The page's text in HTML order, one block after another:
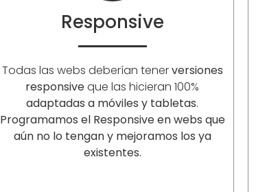
Responsive
Todas las webs deberían tenerversiones
responsiveque las hicieran 100%
adaptadas a móviles y tabletas.
Programamos el Responsive en webs que
aún no lo tengan y mejoramos los ya
existentes.